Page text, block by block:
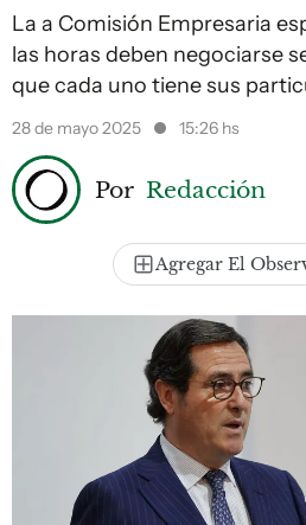
La a Comisión Empresaria
las horas deben negociarse
que cada uno tiene sus
28 de mayo 2025 15:26 hs
Por Redacción
Agregar El